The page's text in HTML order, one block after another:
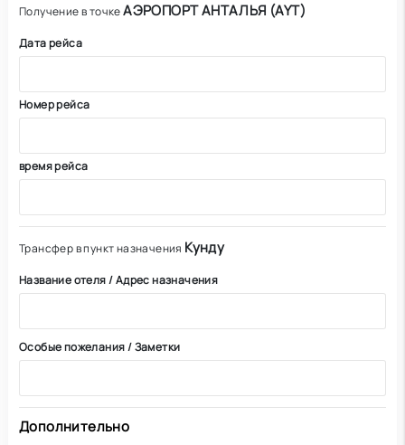
Получение в точкеАЭРОПОРТ АНТАЛЬЯ (AYT)
Дата рейса
Номер рейса
время рейса
Трансфер в пункт назначения Кунду
Название отеля / Адрес назначения
Особые пожелания / Заметки
Дополнительно